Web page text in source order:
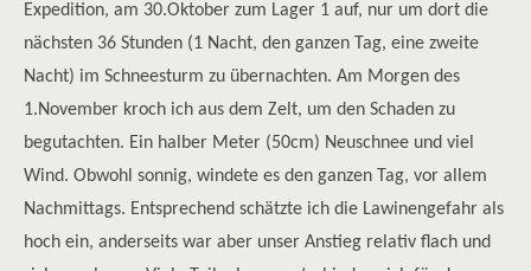
Expedition, am 30.Oktober zum Lager 1 auf, nur um dort die
nächsten 36 Stunden (1 Nacht, den ganzen Tag, eine zweite
Nacht) im Schneesturm zu übernachten. Am Morgen des
1.November kroch ich aus dem Zelt, um den Schaden zu
begutachten. Ein halber Meter (50cm) Neuschnee und viel
Wind. Obwohl sonnig, windete es den ganzen Tag, vor allem
Nachmittags. Entsprechend schätzte ich die Lawinengefahr als
hoch ein, anderseits war aber unser Anstieg relativ flach und